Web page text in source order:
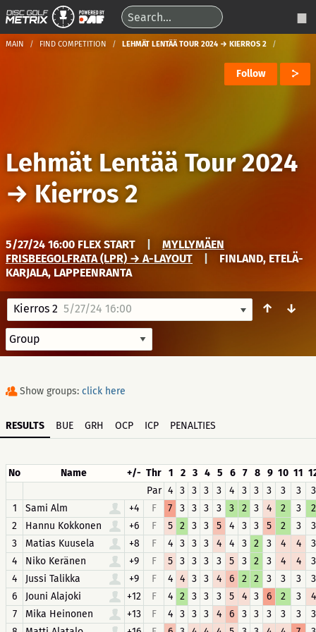
MAIN FIND COMPETITION LEHMÄT LENTÄÄ TOUR 2024 → KIERROS 2
Follow
Lehmät Lentää Tour 2024
→ Kierros 2
5/27/24 16:00 FLEX START
MYLLYMÄEN
FRISBEEGOLFRATA (LPR) → A-LAYOUT
FINLAND, ETELÄ-
KARJALA, LAPPEENRANTA
Kierros 2 5/27/24 16:00 ↑ ↓
Show groups: click here
RESULTS BUE GRH OCP ICP PENALTIES
No Name +/- Thr 1 2 3 4 5 6 7 8 9 10 11
Par 4 3 3 3 3 4 3 3 3 3 3
3
1
Sami Alm +4 F 7 3 3 3 3 3 2 3 4 2 3
2
2
Hannu Kokkonen +6 F 5 2 3 3 5 4 3 3 5 2 3
3
3
Matias Kuusela +8 F 4 3 3 3 4 4 3 2 3 4 4
3
4
Niko Keränen +9 F 5 3 3 3 3 5 3 2 3 4 4
3
4
Jussi Talikka +9 F 4 4 3 3 4 6 2 2 3 3 3
3
6
Jouni Alajoki +12 F 4 2 3 3 3 5 4 3 6 2 3
4
7
Mika Heinonen +13 F 4 3 3 3 4 6 3 3 3 3 3
3